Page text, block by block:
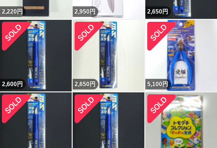
2,220円 2,950 円 2,650円
2,600円 2,650円 5,100 円